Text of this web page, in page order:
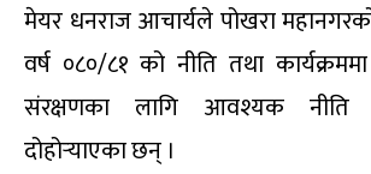
मेयर धनराज आचार्यले पोखरा
वर्ष ०८०/८१ को नीति तथा
संरक्षणका लागि आवश्यक नीति
दोहोर्‍याएका छन् ।